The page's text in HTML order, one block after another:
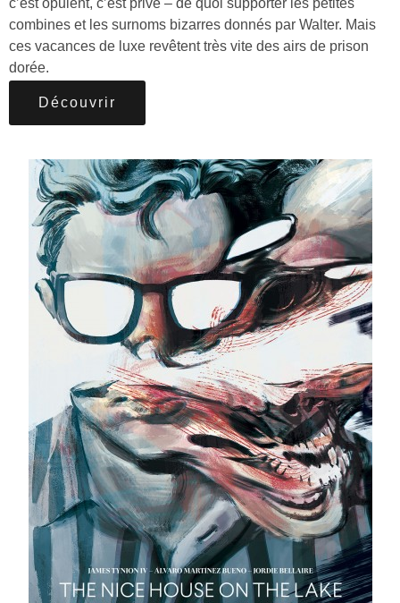
c’est opulent, c’est privé – de quoi supporter les petites
combines et les surnoms bizarres donnés par Walter. Mais
ces vacances de luxe revêtent très vite des airs de prison
dorée.
Découvrir